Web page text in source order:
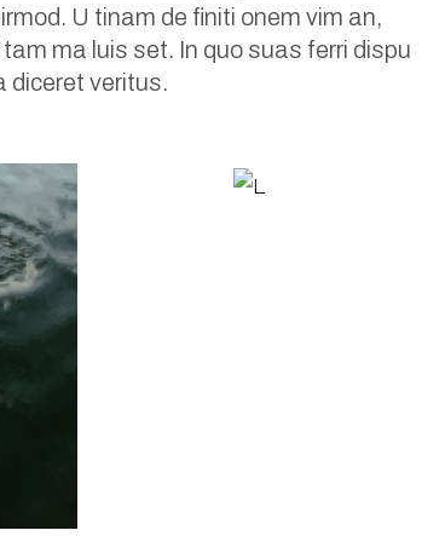
U tinam de finiti onem vim an,
ma luis set. In quo suas ferri dispu
diceret veritus.